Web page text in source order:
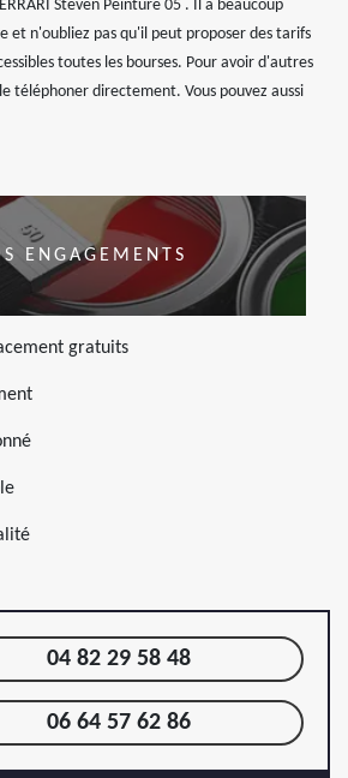
Steven Peinture 05 . Il a beaucoup
et n'oubliez pas qu'il peut proposer des tarifs
toutes les bourses. Pour avoir d'autres
téléphoner directement. Vous pouvez aussi
ENGAGEMENTS
gratuits
04 82 29 58 48
06 64 57 62 86